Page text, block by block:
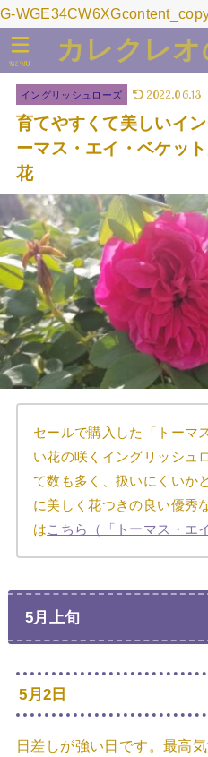
G-
カレクレ
MENU
イングリッシュローズ 2022.06.13
育てやすくて美しいイ
ーマス・エイ・ベケッ
花
セールで購入した「トーマ
い花の咲くイングリッシュ
て数も多く、扱いにくいか
に美しく花つきの良い優秀
はこちら（「トーマス・エ
5月上旬
5月2日
日差しが強い日です。最高